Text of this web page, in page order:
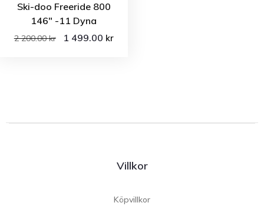
Ski-doo Freeride 800
146″ -11 Dyna
2 200.00kr 1 499.00 kr
Villkor
Köpvillkor